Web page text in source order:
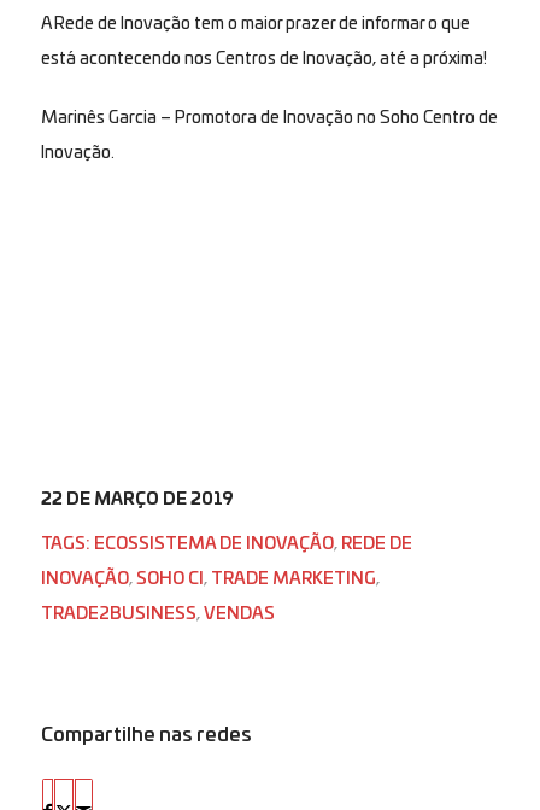
A Rede de Inovação tem o maior prazer de informar o que
está acontecendo nos Centros de Inovação, até a próxima!
Marinês Garcia – Promotora de Inovação no Soho Centro de
Inovação.
22 DE MARÇO DE 2019
TAGS: ECOSSISTEMA DE INOVAÇÃO, REDE DE
INOVAÇÃO, SOHO CI , TRADE MARKETING,
TRADE2BUSINESS, VENDAS
Compartilhe nas redes